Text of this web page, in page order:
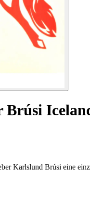
Brúsi
Karlslund Brúsi eine